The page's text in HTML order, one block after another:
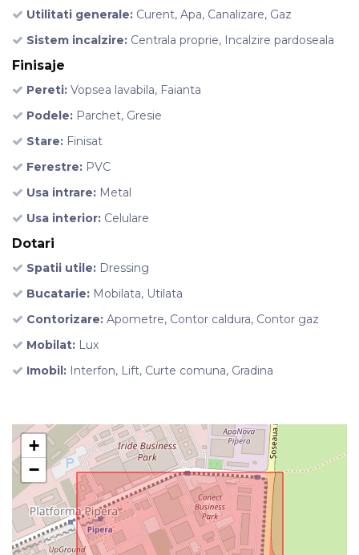
Utilitati generale: Curent, Apa, Canalizare, Gaz
Sistem incalzire: Centrala proprie, Incalzire pardoseala
Finisaje
Pereti: Vopsea lavabila, Faianta
Podele: Parchet, Gresie
Stare: Finisat
Ferestre: PVC
Usa intrare: Metal
Usa interior: Celulare
Dotari
Spatii utile: Dressing
Bucatarie: Mobilata, Utilata
Contorizare: Apometre, Contor caldura, Contor gaz
Mobilat: Lux
Imobil: Interfon, Lift, Curte comuna, Gradina
+
−